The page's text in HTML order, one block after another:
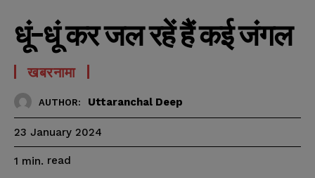
धूं-धूं कर जल रहें हैं कई जंगल
खबरनामा
AUTHOR: Uttaranchal Deep
23 January 2024
1 min. read